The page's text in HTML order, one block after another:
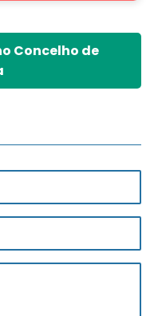
Concelho de